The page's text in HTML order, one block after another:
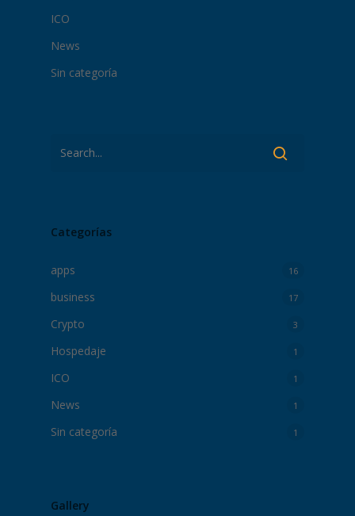
ICO
News
Sin categoría
Categorías
apps 16
business 17
Crypto 3
Hospedaje 1
ICO 1
News 1
Sin categoría 1
Gallery